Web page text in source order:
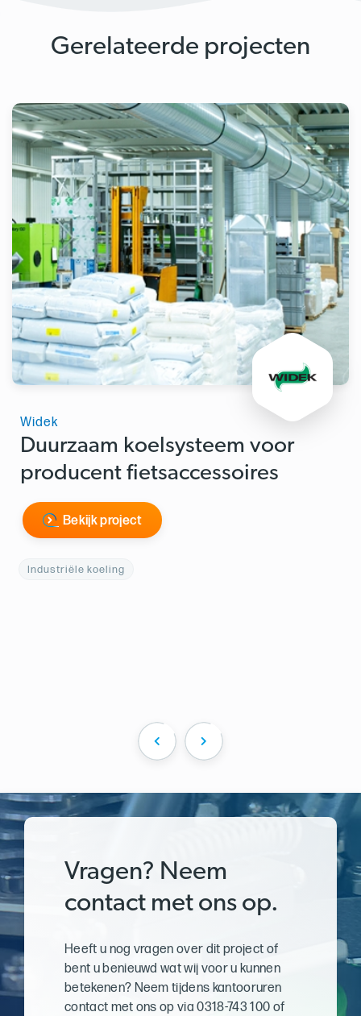
Gerelateerde projecten
Widek
Duurzaam koelsysteem voor
producent fietsaccessoires
Bekijk project
Industriële koeling
Vragen? Neem
contact met ons op.
Heeft u nog vragen over dit project of
bent u benieuwd wat wij voor u kunnen
betekenen? Neem tijdens kantooruren
contact met ons op via 0318-743 100 of